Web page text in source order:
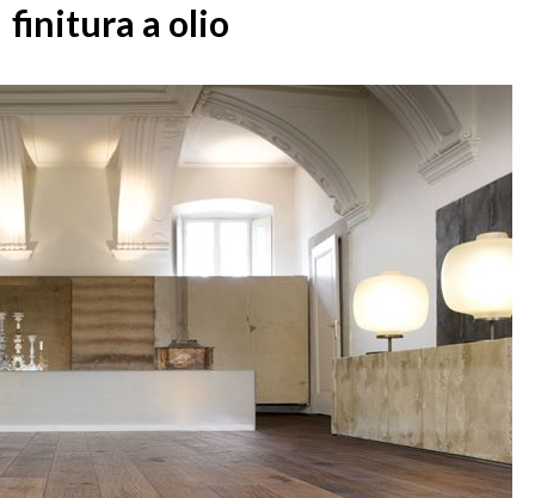
finitura a olio